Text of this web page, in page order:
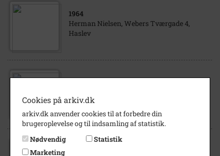
1964
Herman Nielsen, Webers Tværgade 4,
Haslev
Skovgård, Skuderløse. 1908
Cookies på arkiv.dk
arkiv.dk anvender cookies til at forbedre din
brugeroplevelse og til indsamling af statistik.
Nødvendig
Statistik
Marketing